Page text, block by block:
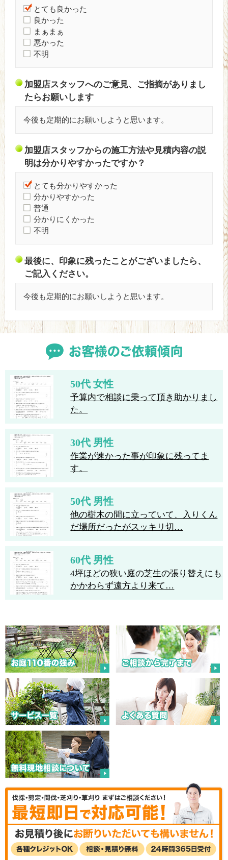
とても良かった
良かった
まぁまぁ
悪かった
不明
加盟店スタッフへのご意見、ご指摘がありまし
たらお願いします
今後も定期的にお願いしようと思います。
加盟店スタッフからの施工方法や見積内容の説
明は分かりやすかったですか？
とても分かりやすかった
分かりやすかった
普通
分かりにくかった
不明
最後に、印象に残ったことがございましたら、
ご記入ください。
今後も定期的にお願いしようと思います。
50代 女性
予算内で相談に乗って頂き助かりまし
た。
30代 男性
作業が速かった事が印象に残ってま
す。
50代 男性
他の樹木の間に立っていて、入りくん
だ場所だったがスッキリ切…
60代 男性
4坪ほどの狭い庭の芝生の張り替えにも
かかわらず遠方より来て…